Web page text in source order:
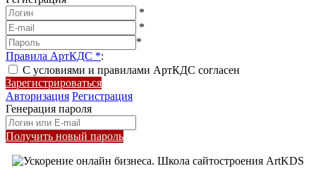
*
*
*
Правила АртКДС *:
С условиями и правилами АртКДС согласен
Зарегистрироваться
Авторизация Регистрация
Генерация пароля
Получить новый пароль